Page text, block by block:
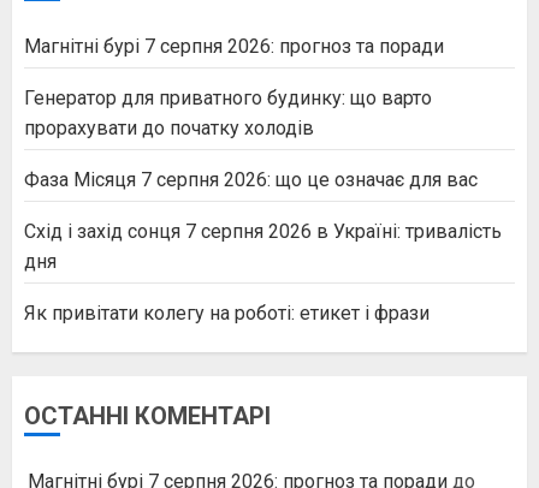
Магнітні бурі 7 серпня 2026: прогноз та поради
Генератор для приватного будинку: що варто
прорахувати до початку холодів
Фаза Місяця 7 серпня 2026: що це означає для вас
Схід і захід сонця 7 серпня 2026 в Україні: тривалість
дня
Як привітати колегу на роботі: етикет і фрази
ОСТАННІ КОМЕНТАРІ
Магнітні бурі 7 серпня 2026: прогноз та поради до